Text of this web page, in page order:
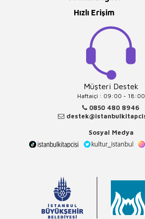
Hızlı Erişim
Müşteri Destek
Haftaiçi : 09:00 - 18:00
0850 480 8946
Sosyal Medya